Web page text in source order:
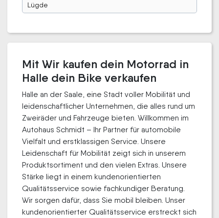
Lügde
Mit Wir kaufen dein Motorrad in
Halle dein Bike verkaufen
Halle an der Saale, eine Stadt voller Mobilität und
leidenschaftlicher Unternehmen, die alles rund um
Zweiräder und Fahrzeuge bieten. Willkommen im
Autohaus Schmidt – Ihr Partner für automobile
Vielfalt und erstklassigen Service. Unsere
Leidenschaft für Mobilität zeigt sich in unserem
Produktsortiment und den vielen Extras. Unsere
Stärke liegt in einem kundenorientierten
Qualitätsservice sowie fachkundiger Beratung.
Wir sorgen dafür, dass Sie mobil bleiben. Unser
kundenorientierter Qualitätsservice erstreckt sich